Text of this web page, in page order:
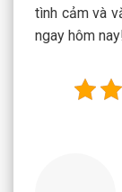
tình cảm và
ngay hôm